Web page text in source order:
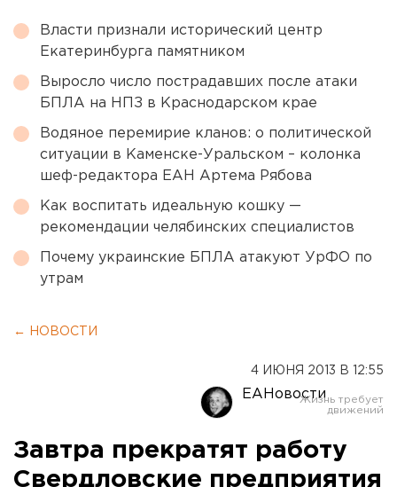
Власти признали исторический центр
Екатеринбурга памятником
Выросло число пострадавших после атаки
БПЛА на НПЗ в Краснодарском крае
Водяное перемирие кланов: о политической
ситуации в Каменске-Уральском – колонка
шеф-редактора ЕАН Артема Рябова
Как воспитать идеальную кошку —
рекомендации челябинских специалистов
Почему украинские БПЛА атакуют УрФО по
утрам
← НОВОСТИ
4 ИЮНЯ 2013 В 12:55
ЕАНовости
Завтра прекратят работу
Свердловские предприятия